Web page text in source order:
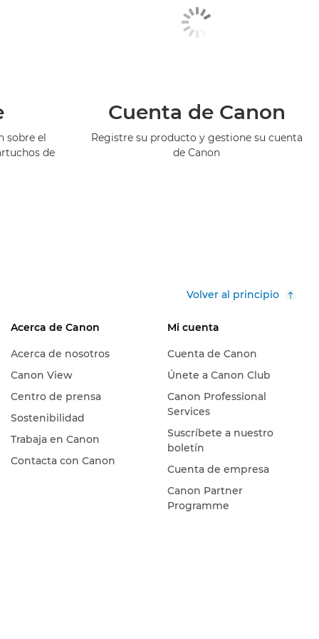
sobre el
de
Cuenta de Canon
Registre su producto y gestione su cuenta
de Canon
Volver al principio
Acerca de Canon
Acerca de nosotros
Canon View
Centro de prensa
Sostenibilidad
Trabaja en Canon
Contacta con Canon
Mi cuenta
Cuenta de Canon
Únete a Canon Club
Canon Professional
Services
Suscríbete a nuestro
boletín
Cuenta de empresa
Canon Partner
Programme